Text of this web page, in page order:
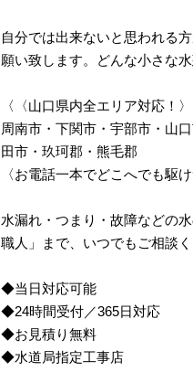
自分では出来ないと思われる
願い致します。どんな小さな
〈〈山口県内全エリア対応！〉
周南市・下関市・宇部市・山
田市・玖珂郡・熊毛郡
〈お電話一本でどこへでも駆
水漏れ・つまり・故障などの
職人」まで、いつでもご相談く
◆当日対応可能
◆24時間受付／365日対応
◆お見積り無料
◆水道局指定工事店